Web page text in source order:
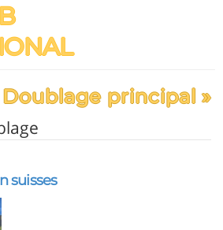
principal »
suisses